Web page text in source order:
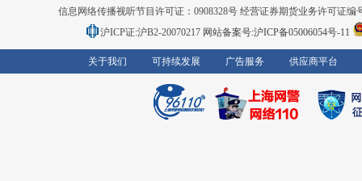
信息网络传播视听节目许可证：0908328号 经营证券期货业务许可证编
沪ICP证:沪B2-20070217 网站备案号:沪ICP备05006054号-11
关于我们 可持续发展 广告服务 供应商平台